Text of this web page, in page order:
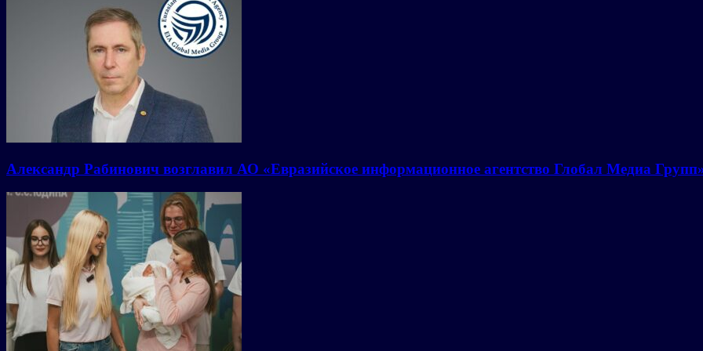
Александр Рабинович возглавил АО «Евразийское информационное агентство Глобал Медиа